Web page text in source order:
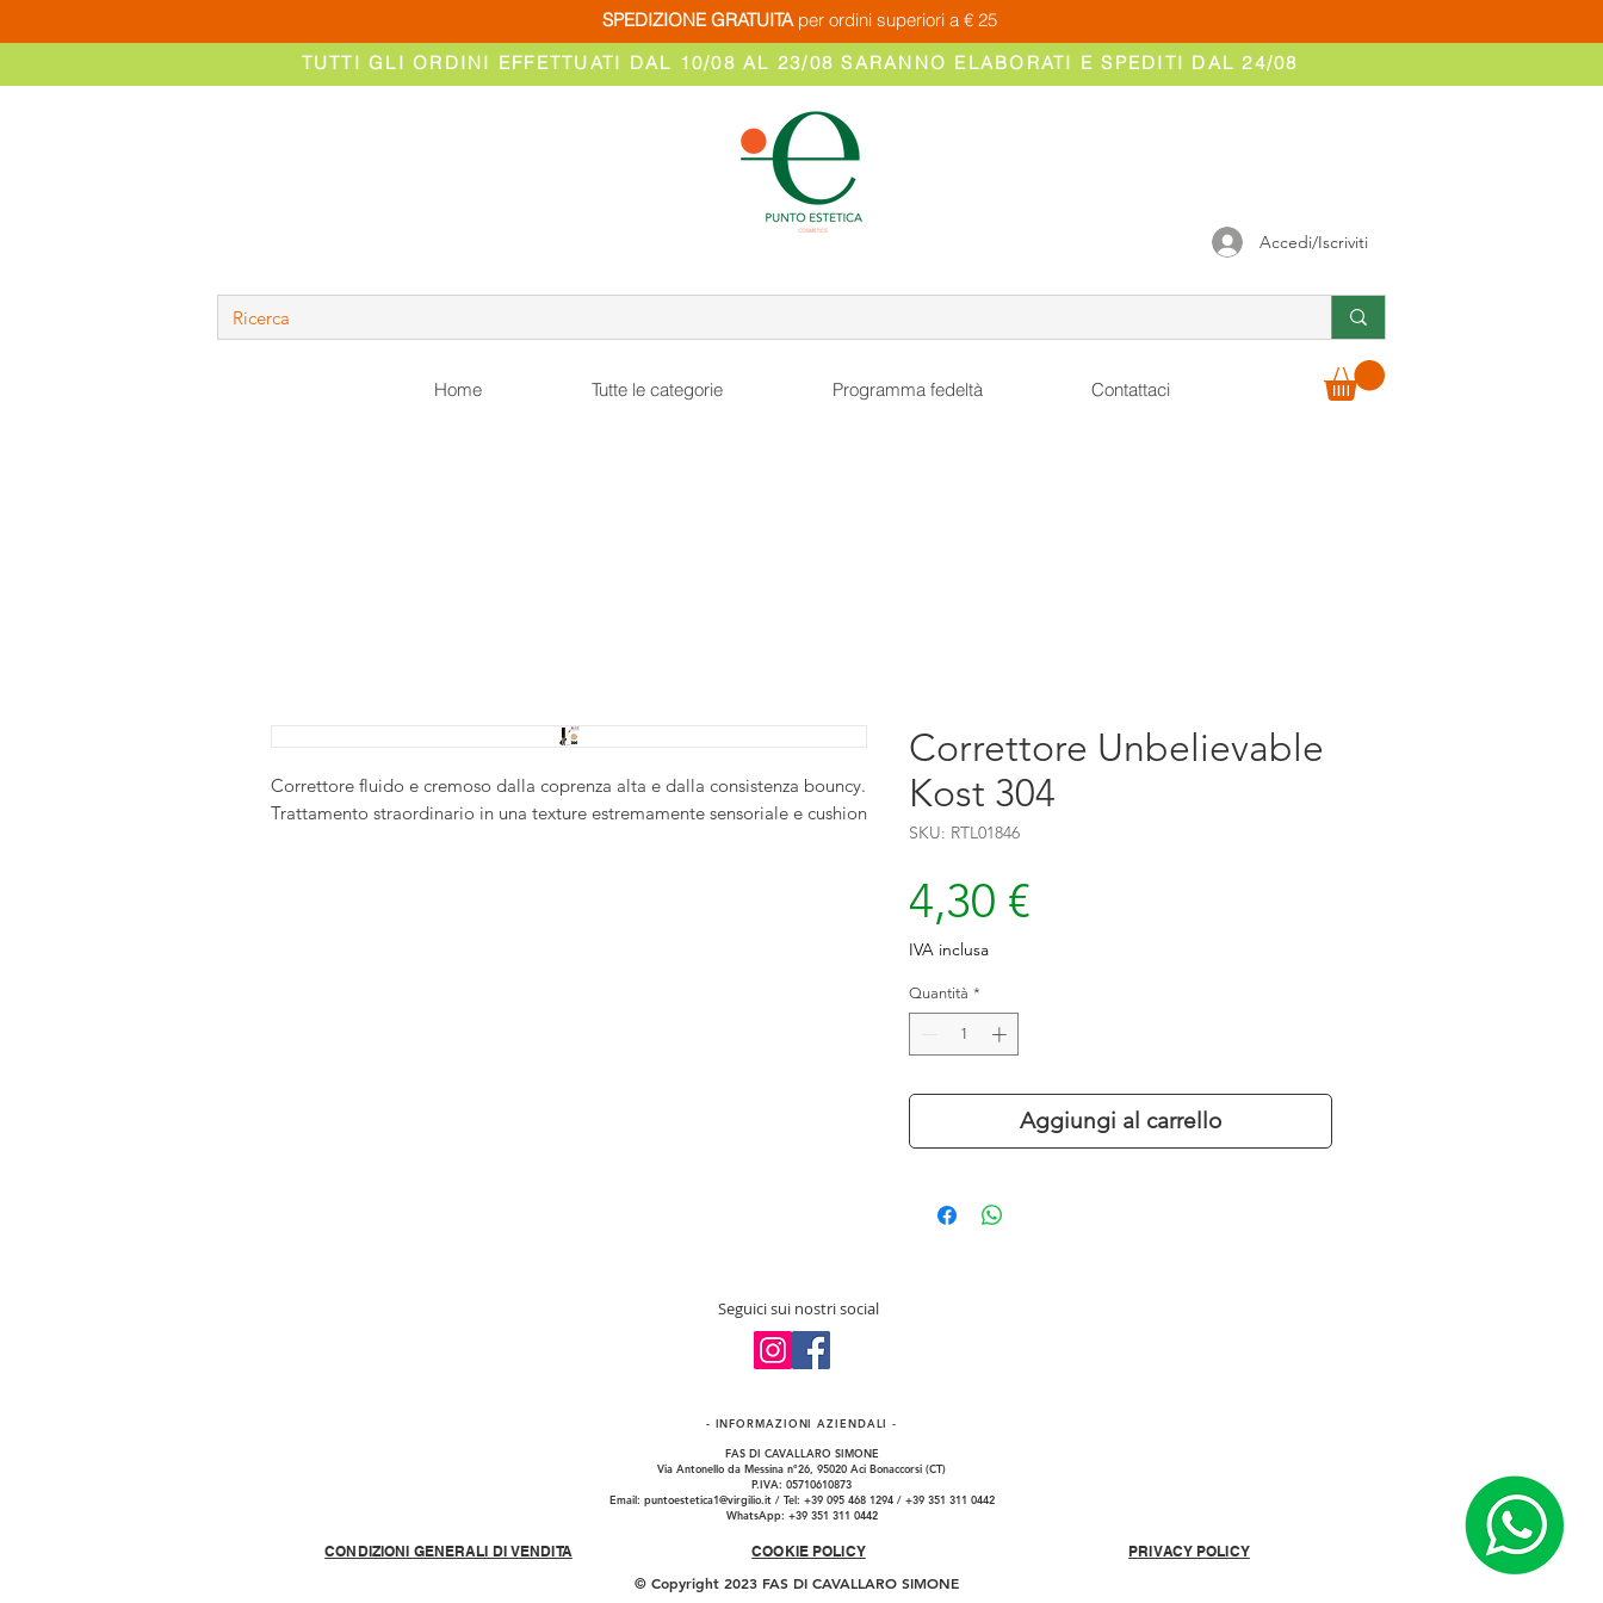
SPEDIZIONE GRATUITAper ordini superiori a € 25
TUTTI GLI ORDINI EFFETTUATI DAL 10/08 AL 23/08 SARANNO ELABORATI E SPEDITI DAL 24/08
Accedi/Iscriviti
Home Tutte le categorie Programma fedeltà Contattaci
Correttore fluido e cremoso dalla coprenza alta e dalla consistenza bouncy.
Trattamento straordinario in una texture estremamente sensoriale e cushion
Correttore Unbelievable
Kost 304
SKU: RTL01846
4,30 €
IVA inclusa
Quantità *
Aggiungi al carrello
Seguici sui nostri social
- INFORMAZIONI​ AZIENDALI -
FAS DI CAVALLARO SIMONE
Via Antonello da Messina n°26, 95020 Aci Bonaccorsi (CT)
P.IVA: 05710610873
Email: puntoestetica1@virgilio.it/ Tel: +39 095 468 1294 / +39 351 311 0442
WhatsApp: +39 351 311 0442
© Copyright 2023 FAS DI CAVALLARO SIMONE
CONDIZIONI GENERALI DI VENDITA COOKIE POLICY PRIVACY POLICY